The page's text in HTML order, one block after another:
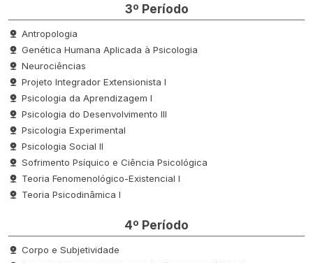
3º Período
Antropologia
Genética Humana Aplicada à Psicologia
Neurociências
Projeto Integrador Extensionista I
Psicologia da Aprendizagem I
Psicologia do Desenvolvimento III
Psicologia Experimental
Psicologia Social II
Sofrimento Psíquico e Ciência Psicológica
Teoria Fenomenológico-Existencial I
Teoria Psicodinâmica I
4º Período
Corpo e Subjetividade